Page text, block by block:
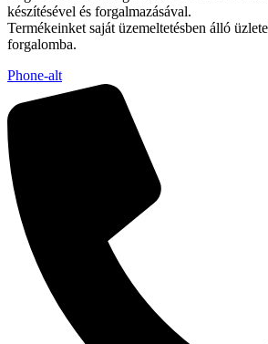
készítésével és forgalmazásával.
Termékeinket saját üzemeltetésben álló
forgalomba.
Phone-alt